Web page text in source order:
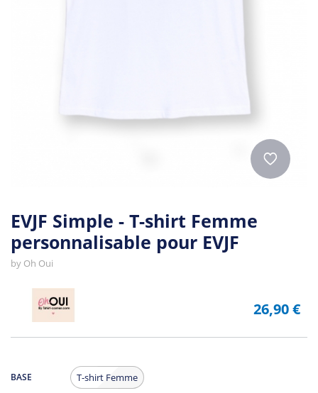
EVJF Simple - T-shirt Femme
personnalisable pour EVJF
by Oh Oui
26,90 €
BASE T-shirt Femme